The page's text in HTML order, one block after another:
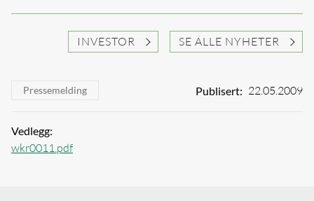
Pressemelding Publisert: 22.05.2009
Vedlegg:
wkr0011.pdf
INVESTOR SE ALLE NYHETER